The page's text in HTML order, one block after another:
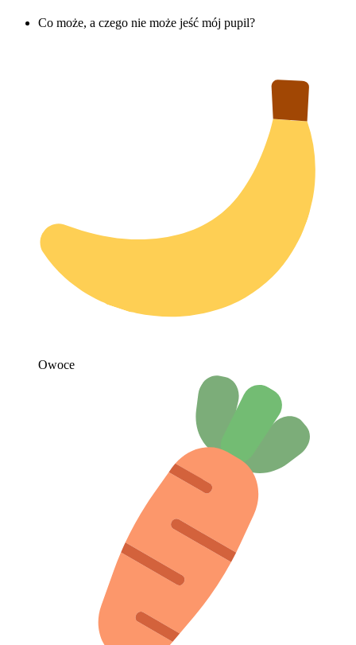
Co może, a czego nie może jeść mój pupil?
Owoce